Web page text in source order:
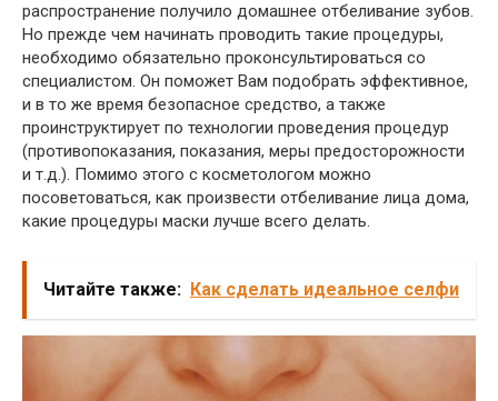
распространение получило домашнее отбеливание зубов.
Но прежде чем начинать проводить такие процедуры,
необходимо обязательно проконсультироваться со
специалистом. Он поможет Вам подобрать эффективное,
и в то же время безопасное средство, а также
проинструктирует по технологии проведения процедур
(противопоказания, показания, меры предосторожности
и т.д.). Помимо этого с косметологом можно
посоветоваться, как произвести отбеливание лица дома,
какие процедуры маски лучше всего делать.
Читайте также: Как сделать идеальное селфи